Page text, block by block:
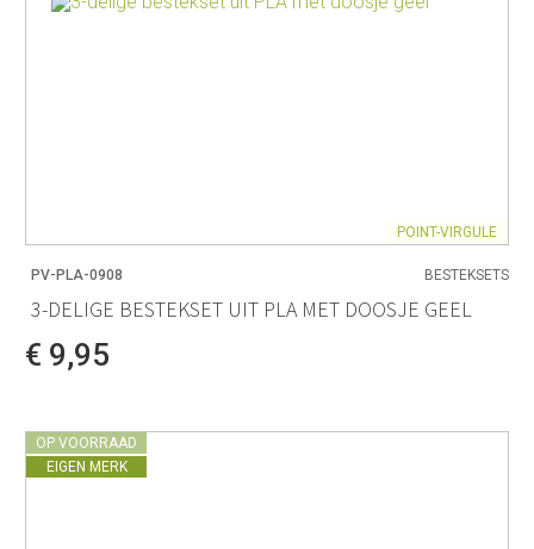
POINT-VIRGULE
PV-PLA-0908 BESTEKSETS
3-DELIGE BESTEKSET UIT PLA MET DOOSJE GEEL
€ 9,95
OP VOORRAAD
EIGEN MERK